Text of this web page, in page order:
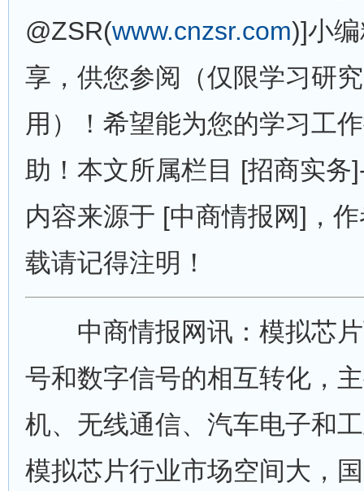
@ZSR(www.cnzsr.com)]小
享，供您参阅（仅限学习研
用）！希望能为您的学习工
助！本文所属栏目 [招商实务
内容来源于 [中商情报网]，
载请记得注明！
中商情报网讯：模拟芯片
号和数字信号的相互转化，
机、无线通信、汽车电子和
模拟芯片行业市场空间大，